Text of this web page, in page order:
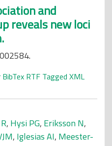
and
reveals new loci
BibTex RTF Tagged XML
, Hysi PG, Eriksson N,
, Iglesias AI, Meester-